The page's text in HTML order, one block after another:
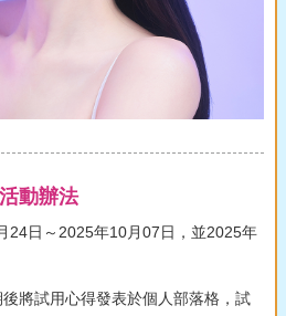
活動辦法
24日～2025年10月07日，並2025年
將試用心得發表於個人部落格，試